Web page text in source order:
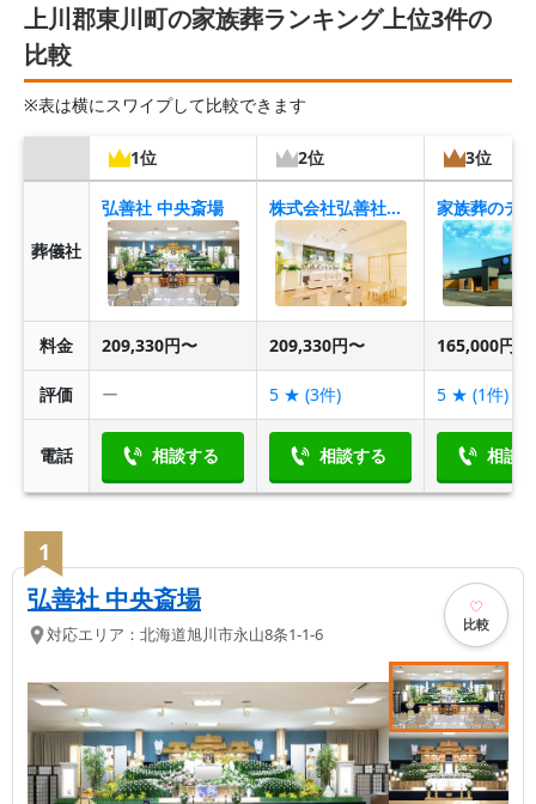
上川郡東川町の家族葬ランキング上位3件の
比較
※表は横にスワイプして比較できます
1位 2位 3位
葬儀社
弘善社 中央斎場 株式会社弘善社（ウィズハウス東光）
料金 209,330円〜 209,330円〜 165,000円〜
評価 ー 5 ★ (3件) 5 ★ (1件)
電話 相談する 相談する 相談
1
弘善社 中央斎場
対応エリア： 北海道旭川市永山8条1-1-6 比較